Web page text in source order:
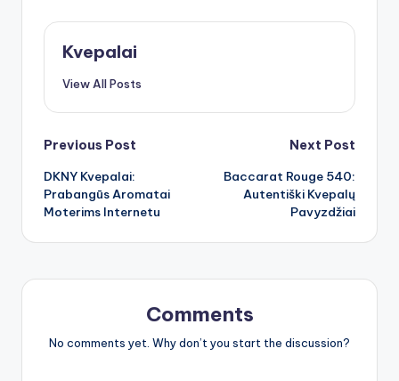
Kvepalai
View All Posts
Post
navigation
Previous Post
DKNY Kvepalai:
Prabangūs Aromatai
Moterims Internetu
Next Post
Baccarat Rouge 540:
Autentiški Kvepalų
Pavyzdžiai
Comments
No comments yet. Why don’t you start the discussion?